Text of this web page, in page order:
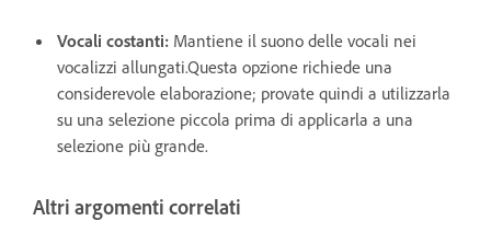
Vocali costanti: Mantiene il suono delle vocali nei
vocalizzi allungati.Questa opzione richiede una
considerevole elaborazione; provate quindi a utilizzarla
su una selezione piccola prima di applicarla a una
selezione più grande.
Altri argomenti correlati